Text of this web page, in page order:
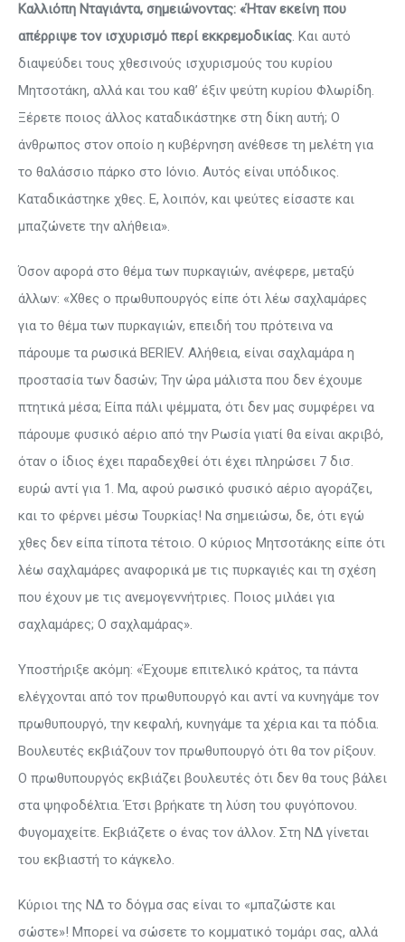
Καλλιόπη Νταγιάντα, σημειώνοντας: «Ήταν εκείνη που
απέρριψε τον ισχυρισμό περί εκκρεμοδικίας. Και αυτό
διαψεύδει τους χθεσινούς ισχυρισμούς του κυρίου
Μητσοτάκη, αλλά και του καθ’ έξιν ψεύτη κυρίου Φλωρίδη.
Ξέρετε ποιος άλλος καταδικάστηκε στη δίκη αυτή; Ο
άνθρωπος στον οποίο η κυβέρνηση ανέθεσε τη μελέτη για
το θαλάσσιο πάρκο στο Ιόνιο. Αυτός είναι υπόδικος.
Καταδικάστηκε χθες. Ε, λοιπόν, και ψεύτες είσαστε και
μπαζώνετε την αλήθεια».
Όσον αφορά στο θέμα των πυρκαγιών, ανέφερε, μεταξύ
άλλων: «Χθες ο πρωθυπουργός είπε ότι λέω σαχλαμάρες
για το θέμα των πυρκαγιών, επειδή του πρότεινα να
πάρουμε τα ρωσικά BERIEV. Αλήθεια, είναι σαχλαμάρα η
προστασία των δασών; Την ώρα μάλιστα που δεν έχουμε
πτητικά μέσα; Είπα πάλι ψέμματα, ότι δεν μας συμφέρει να
πάρουμε φυσικό αέριο από την Ρωσία γιατί θα είναι ακριβό,
όταν ο ίδιος έχει παραδεχθεί ότι έχει πληρώσει 7 δισ.
ευρώ αντί για 1. Μα, αφού ρωσικό φυσικό αέριο αγοράζει,
και το φέρνει μέσω Τουρκίας! Να σημειώσω, δε, ότι εγώ
χθες δεν είπα τίποτα τέτοιο. Ο κύριος Μητσοτάκης είπε ότι
λέω σαχλαμάρες αναφορικά με τις πυρκαγιές και τη σχέση
που έχουν με τις ανεμογεννήτριες. Ποιος μιλάει για
σαχλαμάρες; Ο σαχλαμάρας».
Υποστήριξε ακόμη: «Έχουμε επιτελικό κράτος, τα πάντα
ελέγχονται από τον πρωθυπουργό και αντί να κυνηγάμε τον
πρωθυπουργό, την κεφαλή, κυνηγάμε τα χέρια και τα πόδια.
Βουλευτές εκβιάζουν τον πρωθυπουργό ότι θα τον ρίξουν.
Ο πρωθυπουργός εκβιάζει βουλευτές ότι δεν θα τους βάλει
στα ψηφοδέλτια. Έτσι βρήκατε τη λύση του φυγόπονου.
Φυγομαχείτε. Εκβιάζετε ο ένας τον άλλον. Στη ΝΔ γίνεται
του εκβιαστή το κάγκελο.
Κύριοι της ΝΔ το δόγμα σας είναι το «μπαζώστε και
σώστε»! Μπορεί να σώσετε το κομματικό τομάρι σας, αλλά